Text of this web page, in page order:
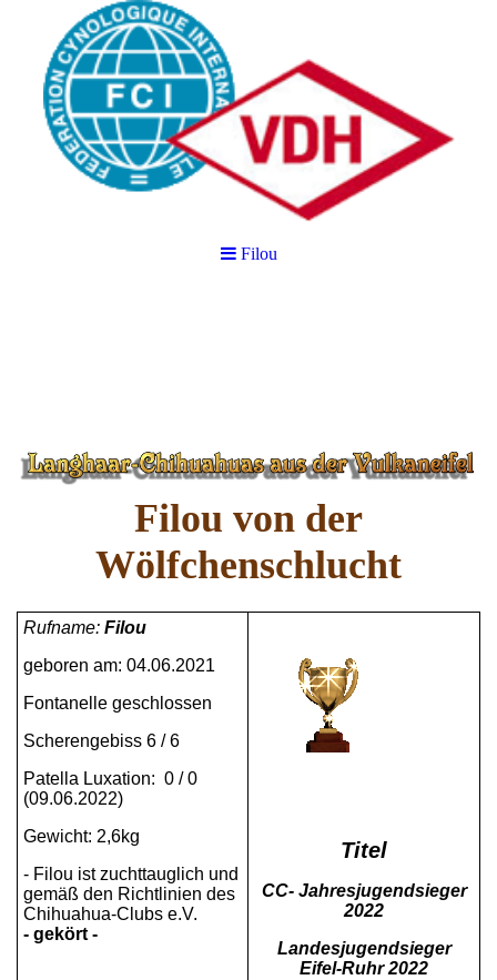
Filou
Filou von der
Wölfchenschlucht
Rufname: Filou
geboren am: 04.06.2021
Fontanelle geschlossen
Scherengebiss 6 / 6
Patella Luxation: 0 / 0
(09.06.2022)
Gewicht: 2,6kg
- Filou ist zuchttauglich und
gemäß den Richtlinien des
Chihuahua-Clubs e.V.
- gekört -
Titel
CC- Jahresjugendsieger
2022
Landesjugendsieger
Eifel-Ruhr 2022